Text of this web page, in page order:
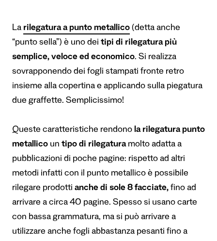
La rilegatura a punto metallico (detta anche
“punto sella”) è uno dei tipi di rilegatura più
semplice, veloce ed economico. Si realizza
sovrapponendo dei fogli stampati fronte retro
insieme alla copertina e applicando sulla piegatura
due graffette. Semplicissimo!
Queste caratteristiche rendono la rilegatura punto
metallico un tipo di rilegaturamolto adatta a
pubblicazioni di poche pagine: rispetto ad altri
metodi infatti con il punto metallico è possibile
rilegare prodotti anche di sole 8 facciate, fino ad
arrivare a circa 40 pagine. Spesso si usano carte
con bassa grammatura, ma si può arrivare a
utilizzare anche fogli abbastanza pesanti fino a